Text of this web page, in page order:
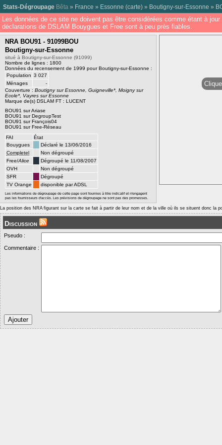
Stats-Dégroupage Bêta » France » Essonne (carte) » Boutigny-sur-Essonne »
Les données de ce site ne doivent pas être considérées comme étant à
déclarations de DSLAM Bouygues et Free sont à peu près fiables.
NRA BOU91 - 91099BOU
Boutigny-sur-Essonne
situé à Boutigny-sur-Essonne (91099)
Nombre de lignes : 1800
Données du recensement de 1999 pour Boutigny-sur-Essonne :
Population 3 027
Ménages
-
Couverture : Boutigny sur Essonne, Guigneville*, Moigny sur
Ecole*, Vayres sur Essonne
Marque de(s) DSLAM FT : LUCENT
BOU91 sur Ariase
BOU91 sur DegroupTest
BOU91 sur François04
BOU91 sur Free-Réseau
FAI
État
Bouygues
Déclaré le 13/06/2016
Completel
Non dégroupé
Free/Alice
Dégroupé le 11/08/2007
OVH
Non dégroupé
SFR
Dégroupé
TV Orange
disponible par ADSL
Les informations de dégroupage de cette page sont fournies à titre indicatif et n'engagent
pas les fournisseurs d'accès. Les prévisions de dégroupage ne sont pas des promesses.
La position des NRA figurant sur la carte se fait à partir de leur nom et de la ville où ils se situent donc la
Discussion
Pseudo :
Commentaire :